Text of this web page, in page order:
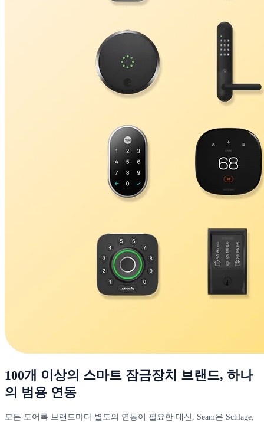
100개 이상의 스마트 잠금장치 브랜드, 하나
의 범용 연동
모든 도어록 브랜드마다 별도의 연동이 필요한 대신, Seam은 Schlage,